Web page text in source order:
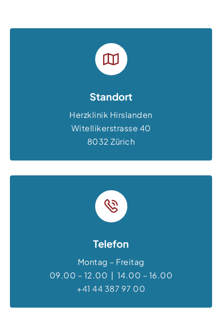
Standort
Herzklinik Hirslanden
Witellikerstrasse 40
8032 Zürich
Telefon
Montag – Freitag
09.00 – 12.00 | 14.00 – 16.00
+41 44 387 97 00